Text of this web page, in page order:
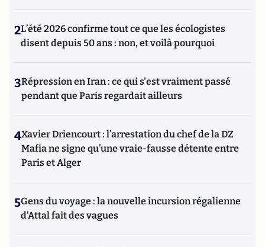
2L’été 2026 confirme tout ce que les écologistes
disent depuis 50 ans : non, et voilà pourquoi
3Répression en Iran : ce qui s'est vraiment passé
pendant que Paris regardait ailleurs
4Xavier Driencourt : l’arrestation du chef de la DZ
Mafia ne signe qu’une vraie-fausse détente entre
Paris et Alger
5Gens du voyage : la nouvelle incursion régalienne
d'Attal fait des vagues